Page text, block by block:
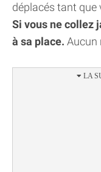
déplacés tant que
Si vous ne collez
à sa place. Aucun